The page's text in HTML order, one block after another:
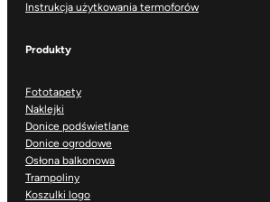
Instrukcja użytkowania termoforów
Produkty
Fototapety
Naklejki
Donice podświetlane
Donice ogrodowe
Osłona balkonowa
Trampoliny
Koszulki logo